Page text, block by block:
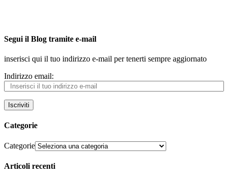
Segui il Blog tramite e-mail
inserisci qui il tuo indirizzo e-mail per tenerti sempre aggiornato
Indirizzo email:
Iscriviti
Categorie
Categorie
Articoli recenti